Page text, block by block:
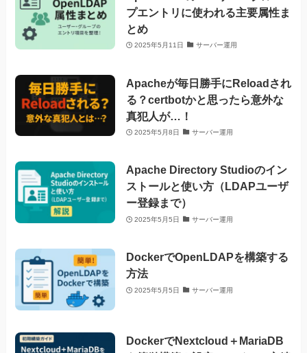
プエントリに使われる主要属性ま
とめ
2025年5月11日 サーバー運用
Apacheが毎日勝手にReloadされ
る？certbotかと思ったら意外な
真犯人が…！
2025年5月8日 サーバー運用
Apache Directory Studioのイン
ストールと使い方（LDAPユーザ
ー登録まで）
2025年5月5日 サーバー運用
DockerでOpenLDAPを構築する
方法
2025年5月5日 サーバー運用
DockerでNextcloud＋MariaDB